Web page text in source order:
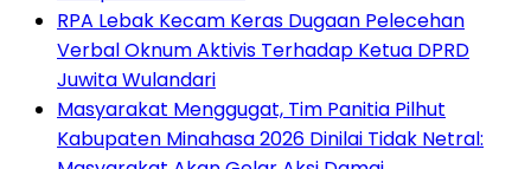
RPA Lebak Kecam Keras Dugaan Pelecehan
Verbal Oknum Aktivis Terhadap Ketua DPRD
Juwita Wulandari
Masyarakat Menggugat, Tim Panitia Pilhut
Kabupaten Minahasa 2026 Dinilai Tidak Netral: